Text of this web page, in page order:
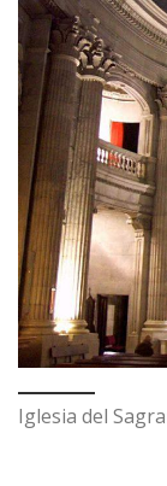
Iglesia del